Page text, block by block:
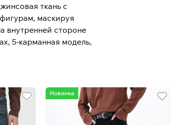
ткань с
маскируя
внутренней стороне
5-карманная модель,
Новинка